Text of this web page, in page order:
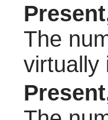
The
virtually